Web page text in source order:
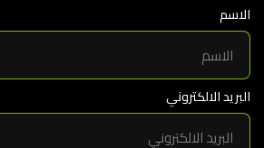
الاسم
البريد الالكتروني